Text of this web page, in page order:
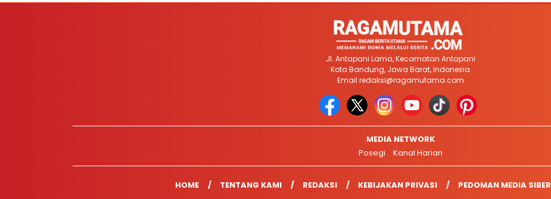
Jl. Antapani Lama, Kecamatan Antapani
Kota Bandung, Jawa Barat, Indonesia
Email redaksi@ragamutama.com
MEDIA NETWORK
Posegi
Kanal Harian
HOME TENTANG KAMI REDAKSI KEBIJAKAN PRIVASI PEDOMAN MEDIA SIBER